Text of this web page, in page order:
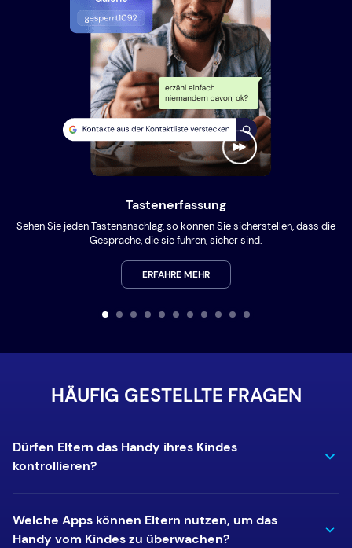
Tastenerfassung
Sehen Sie jeden Tastenanschlag, so können Sie sicherstellen, dass die
Gespräche, die sie führen, sicher sind.
ERFAHRE MEHR
HÄUFIG GESTELLTE FRAGEN
Dürfen Eltern das Handy ihres Kindes
kontrollieren?
Welche Apps können Eltern nutzen, um das
Handy vom Kindes zu überwachen?